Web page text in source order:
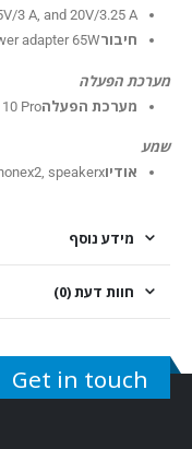
3 A, and 20V/3.25 A
חיבורadapter 65W
מערכת הפעלה
מערכת הפעלהPro
שמע
אודיוspeakerx
מידע נוסף
חוות דעת (0)
Get in touch